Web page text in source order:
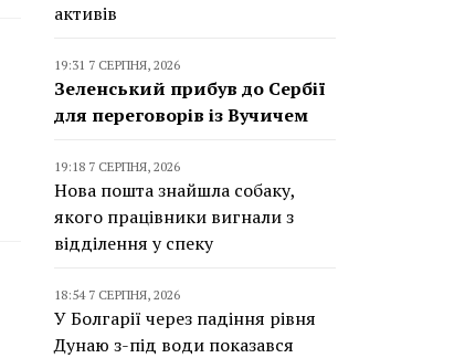
активів
19:31 7 СЕРПНЯ, 2026
Зеленський прибув до Сербії
для переговорів із Вучичем
19:18 7 СЕРПНЯ, 2026
Нова пошта знайшла собаку,
якого працівники вигнали з
відділення у спеку
18:54 7 СЕРПНЯ, 2026
У Болгарії через падіння рівня
Дунаю з-під води показався